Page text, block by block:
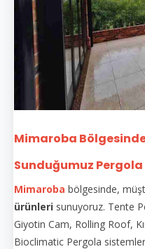
Mimaroba
Sunduğumuz
Mimaroba bölgesinde,
ürünleri sunuyoruz. Tente
Giyotin Cam, Rolling Roof,
Bioclimatic Pergola